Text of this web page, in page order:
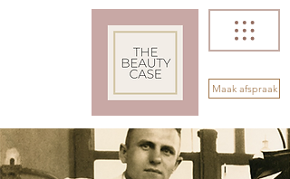
Maak afspraak